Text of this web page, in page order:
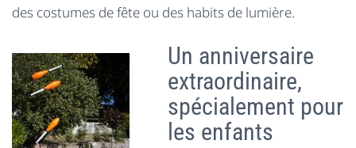
des costumes de fête ou des habits de lumière.
Un anniversaire
extraordinaire,
spécialement pour
les enfants